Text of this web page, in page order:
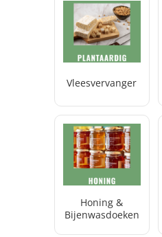
Vleesvervanger
Honing &
Bijenwasdoeken